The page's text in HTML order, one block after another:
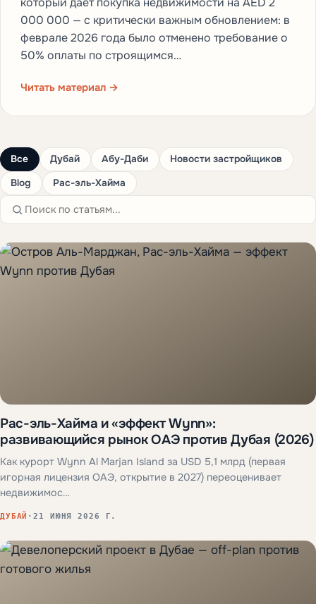
000 000 — с критически важным обновлением: в
феврале 2026 года было отменено требование о
50% оплаты по строящимся…
Читать материал →
Все Дубай Абу-Даби Новости застройщиков
Blog Рас-эль-Хайма
Рас-эль-Хайма и «эффект Wynn»:
развивающийся рынок ОАЭ против Дубая (2026)
Как курорт Wynn Al Marjan Island за USD 5,1 млрд (первая
игорная лицензия ОАЭ, открытие в 2027) переоценивает
недвижимос…
ДУБАЙ ·21 ИЮНЯ 2026 Г.